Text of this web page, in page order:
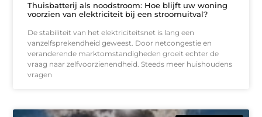
Thuisbatterij als noodstroom: Hoe blijft uw woning
voorzien van elektriciteit bij een stroomuitval?
De stabiliteit van het elektriciteitsnet is lang een
vanzelfsprekendheid geweest. Door netcongestie en
veranderende marktomstandigheden groeit echter de
vraag naar zelfvoorzienendheid. Steeds meer huishoudens
vragen